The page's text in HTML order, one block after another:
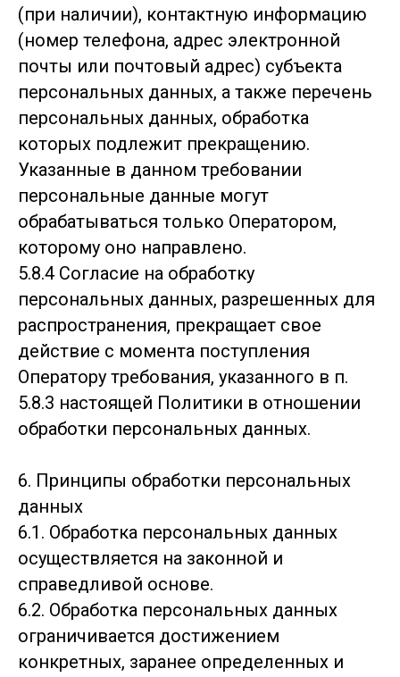
(при наличии), контактную информацию
(номер телефона, адрес электронной
почты или почтовый адрес) субъекта
персональных данных, а также перечень
персональных данных, обработка
которых подлежит прекращению.
Указанные в данном требовании
персональные данные могут
обрабатываться только Оператором,
которому оно направлено.
5.8.4 Согласие на обработку
персональных данных, разрешенных для
распространения, прекращает свое
действие с момента поступления
Оператору требования, указанного в п.
5.8.3 настоящей Политики в отношении
обработки персональных данных.
6. Принципы обработки персональных
данных
6.1. Обработка персональных данных
осуществляется на законной и
справедливой основе.
6.2. Обработка персональных данных
ограничивается достижением
конкретных, заранее определенных и